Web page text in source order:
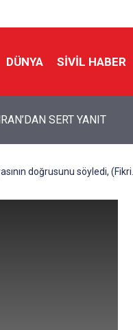
DÜNYA SIVIL HABER
doğrusunu söyledi, (Fikri...